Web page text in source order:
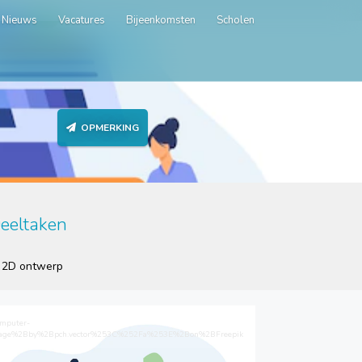
Nieuws Vacatures Bijeenkomsten Scholen
OPMERKING
ontwerp